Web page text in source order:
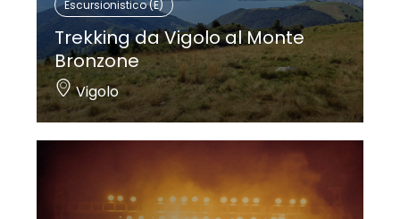
Escursionistico (E)
Trekking da Vigolo al Monte
Bronzone
Vigolo